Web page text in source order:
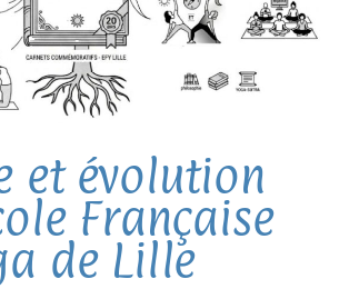
et évolution
Française
de Lille